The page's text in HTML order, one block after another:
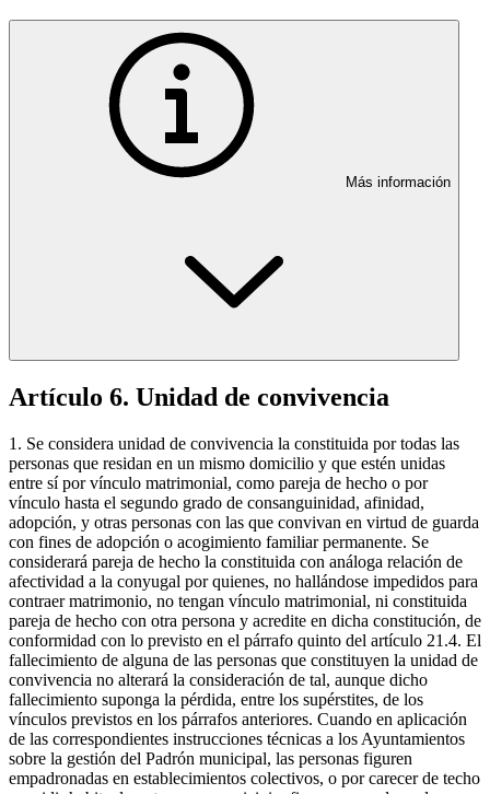
Más información
Artículo 6. Unidad de convivencia
1. Se considera unidad de convivencia la constituida por todas las
personas que residan en un mismo domicilio y que estén unidas
entre sí por vínculo matrimonial, como pareja de hecho o por
vínculo hasta el segundo grado de consanguinidad, afinidad,
adopción, y otras personas con las que convivan en virtud de guarda
con fines de adopción o acogimiento familiar permanente. Se
considerará pareja de hecho la constituida con análoga relación de
afectividad a la conyugal por quienes, no hallándose impedidos para
contraer matrimonio, no tengan vínculo matrimonial, ni constituida
pareja de hecho con otra persona y acredite en dicha constitución, de
conformidad con lo previsto en el párrafo quinto del artículo 21.4. El
fallecimiento de alguna de las personas que constituyen la unidad de
convivencia no alterará la consideración de tal, aunque dicho
fallecimiento suponga la pérdida, entre los supérstites, de los
vínculos previstos en los párrafos anteriores. Cuando en aplicación
de las correspondientes instrucciones técnicas a los Ayuntamientos
sobre la gestión del Padrón municipal, las personas figuren
empadronadas en establecimientos colectivos, o por carecer de techo